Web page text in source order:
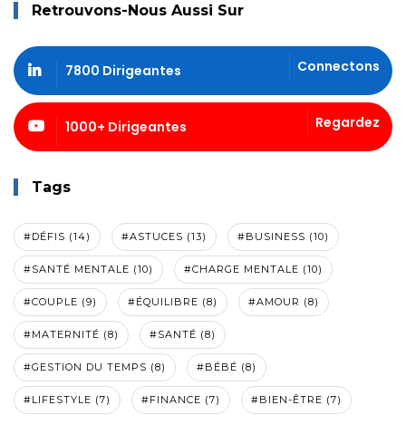
Retrouvons-Nous Aussi Sur
7800 Dirigeantes Connectons
1000+ Dirigeantes Regardez
Tags
#DÉFIS (14) #ASTUCES (13) #BUSINESS (10)
#SANTÉ MENTALE (10) #CHARGE MENTALE (10)
#COUPLE (9) #ÉQUILIBRE (8) #AMOUR (8)
#MATERNITÉ (8) #SANTÉ (8)
#GESTION DU TEMPS (8) #BÉBÉ (8)
#LIFESTYLE (7) #FINANCE (7) #BIEN-ÊTRE (7)